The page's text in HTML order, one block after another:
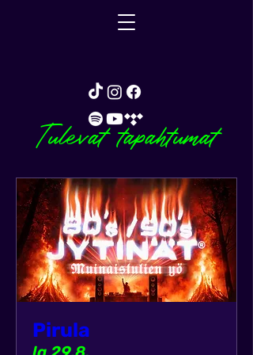
Tulevat tapahtumat
Pirula